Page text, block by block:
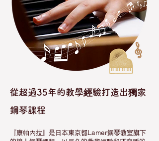
從超過35年的教學經驗打造出獨家
鋼琴課程
​『康帕內拉』是日本東京都Lamer鋼琴教室旗下